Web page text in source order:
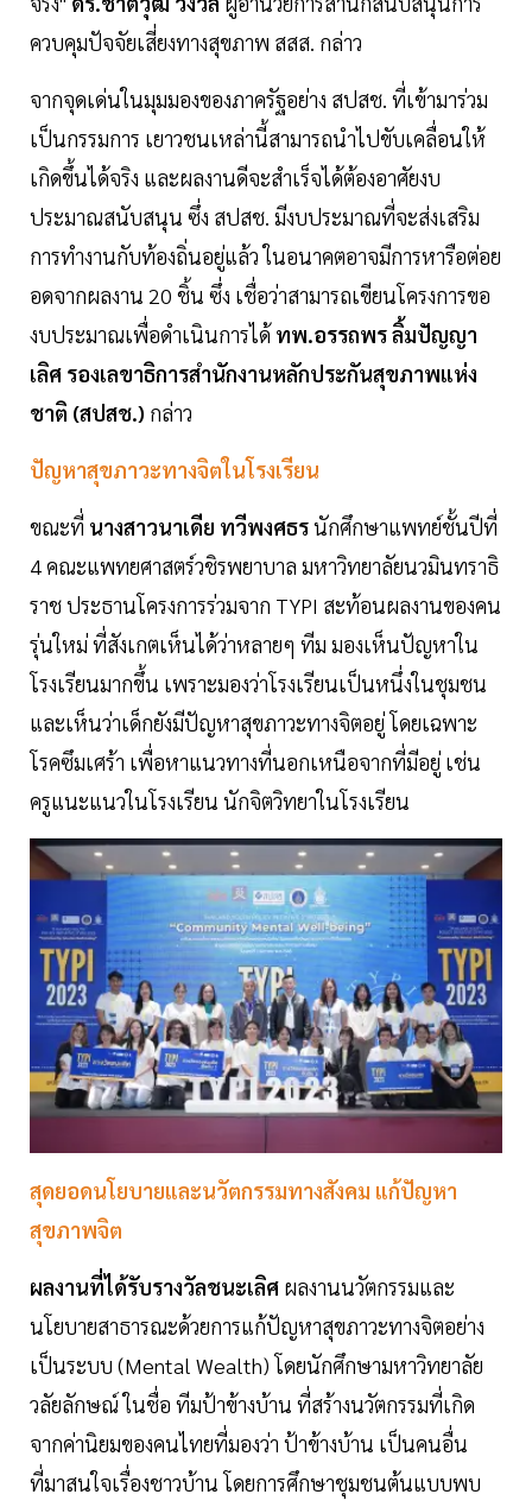
ควบคุมปัจจัยเสี่ยงทางสุขภาพ สสส. กล่าว
จากจุดเด่นในมุมมองของภาครัฐอย่าง สปสช. ที่เข้ามาร่วม
เป็นกรรมการ เยาวชนเหล่านี้สามารถนำไปขับเคลื่อนให้
เกิดขึ้นได้จริง และผลงานดีจะสำเร็จได้ต้องอาศัยงบ
ประมาณสนับสนุน ซึ่ง สปสช. มีงบประมาณที่จะส่งเสริม
การทำงานกับท้องถิ่นอยู่แล้ว ในอนาคตอาจมีการหารือต่อย
อดจากผลงาน 20 ชิ้น ซึ่ง เชื่อว่าสามารถเขียนโครงการขอ
งบประมาณเพื่อดำเนินการได้ทพ.อรรถพร ลิ้มปัญญา
เลิศ รองเลขาธิการสำนักงานหลักประกันสุขภาพแห่ง
ชาติ (สปสช.) กล่าว
ปัญหาสุขภาวะทางจิตในโรงเรียน
ขณะที่ นางสาวนาเดีย ทวีพงศธรนักศึกษาแพทย์ชั้นปีที่
4 คณะแพทยศาสตร์วชิรพยาบาล มหาวิทยาลัยนวมินทราธิ
ราช ประธานโครงการร่วมจาก TYPI สะท้อนผลงานของคน
รุ่นใหม่ ที่สังเกตเห็นได้ว่าหลายๆ ทีม มองเห็นปัญหาใน
โรงเรียนมากขึ้น เพราะมองว่าโรงเรียนเป็นหนึ่งในชุมชน
และเห็นว่าเด็กยังมีปัญหาสุขภาวะทางจิตอยู่ โดยเฉพาะ
โรคซึมเศร้า เพื่อหาแนวทางที่นอกเหนือจากที่มีอยู่ เช่น
ครูแนะแนวในโรงเรียน นักจิตวิทยาในโรงเรียน
สุดยอดนโยบายและนวัตกรรมทางสังคม แก้ปัญหา
สุขภาพจิต
ผลงานที่ได้รับรางวัลชนะเลิศ ผลงานนวัตกรรมและ
นโยบายสาธารณะด้วยการแก้ปัญหาสุขภาวะทางจิตอย่าง
เป็นระบบ (Mental Wealth) โดยนักศึกษามหาวิทยาลัย
วลัยลักษณ์ ในชื่อ ทีมป้าข้างบ้าน ที่สร้างนวัตกรรมที่เกิด
จากค่านิยมของคนไทยที่มองว่า ป้าข้างบ้าน เป็นคนอื่น
ที่มาสนใจเรื่องชาวบ้าน โดยการศึกษาชุมชนต้นแบบพบ